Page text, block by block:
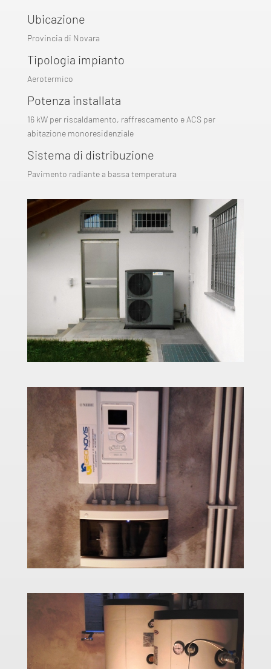
Ubicazione
Provincia di Novara
Tipologia impianto
Aerotermico
Potenza installata
16 kW per riscaldamento, raffrescamento e ACS per
abitazione monoresidenziale
Sistema di distribuzione
Pavimento radiante a bassa temperatura